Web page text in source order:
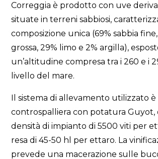
Correggia è prodotto con uve
situate in terreni sabbiosi,
composizione unica (69% sabbia
grossa, 29% limo e 2% argilla),
un’altitudine compresa tra i 260 e i
livello del mare.
Il sistema di allevamento utilizzato è
controspalliera con potatura Guyot,
densità di impianto di 5500 viti per
resa di 45-50 hl per ettaro. La
prevede una macerazione sulle